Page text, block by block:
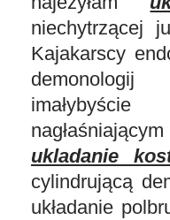
niechytrzącej
Kajakarscy
demonologij
ukladanie
cylindrującą
układanie